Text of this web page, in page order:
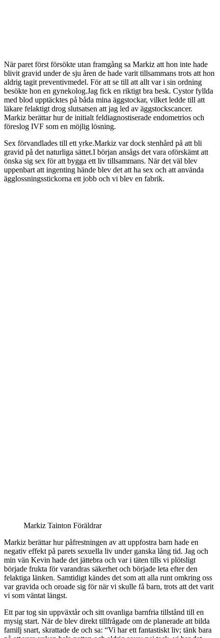
När paret först försökte utan framgång sa Markiz att hon inte hade
blivit gravid under de sju åren de hade varit tillsammans trots att hon
aldrig tagit preventivmedel. För att se till att allt var i sin ordning
besökte hon en gynekolog.Jag fick en riktigt bra besk. Cystor fyllda
med blod upptäcktes på båda mina äggstockar, vilket ledde till att
läkare felaktigt drog slutsatsen att jag led av äggstockscancer.
Markiz berättar hur de initialt feldiagnostiserade endometrios och
föreslog IVF som en möjlig lösning.
Sex förvandlades till ett yrke.Markiz var dock stenhård på att bli
gravid på det naturliga sättet.I början ansågs det vara oförskämt att
önska sig sex för att bygga ett liv tillsammans. När det väl blev
uppenbart att ingenting hände blev det att ha sex och att använda
ägglossningsstickorna ett jobb och vi blev en fabrik.
Markiz Tainton Föräldrar
Markiz berättar hur påfrestningen av att uppfostra barn hade en
negativ effekt på parets sexuella liv under ganska lång tid. Jag och
min vän Kevin hade det jättebra och var i täten tills vi plötsligt
började frukta för varandras säkerhet och började leta efter den
felaktiga länken. Samtidigt kändes det som att alla runt omkring oss
var gravida och oroade sig för när vi skulle få barn, trots att det varit
vi som väntat längst.
Ett par tog sin uppväxtår och sitt ovanliga barnfria tillstånd till en
mysig start. När de blev direkt tillfrågade om de planerade att bilda
familj snart, skrattade de och sa: “Vi har ett fantastiskt liv; tänk bara